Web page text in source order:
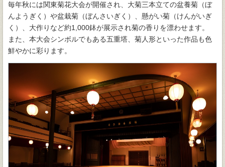
毎年秋には関東菊花大会が開催され、大菊三本立ての盆養菊（ぼ
んようぎく）や盆栽菊（ぼんさいぎく）、懸がい菊（けんがいぎ
く）、大作りなど約1,000鉢が展示され菊の香りを漂わせます。
また、本大会シンボルでもある五重塔、菊人形といった作品も色
鮮やかに彩ります。